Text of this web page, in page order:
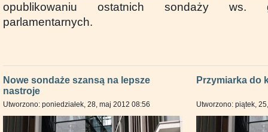
opublikowaniu ostatnich sondaży ws.
parlamentarnych.
Nowe sondaże szansą na lepsze
nastroje
Utworzono: poniedziałek, 28, maj 2012 08:56
Przymiarka do
Utworzono: piątek,